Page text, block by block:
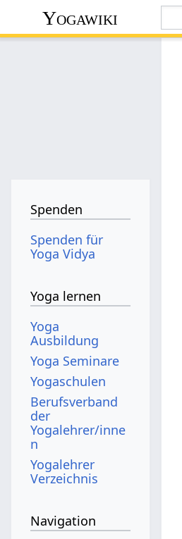
Yogawiki
Spenden
Spenden für
Yoga Vidya
Yoga lernen
Yoga
Ausbildung
Yoga Seminare
Yogaschulen
Berufsverband
der
Yogalehrer/inne
n
Yogalehrer
Verzeichnis
Navigation